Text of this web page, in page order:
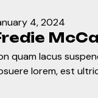
4, 2024
quam lacus
lorem, est